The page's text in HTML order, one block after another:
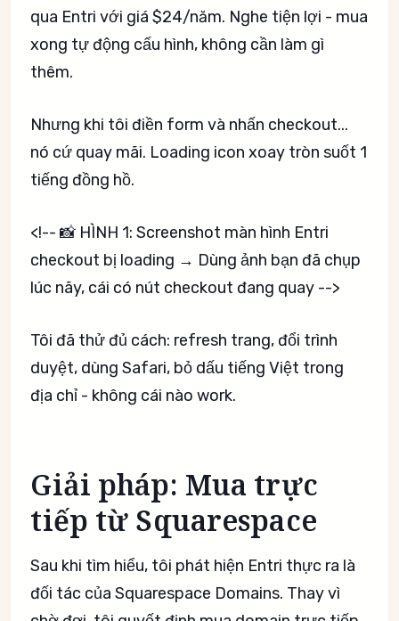
qua Entri với giá $24/năm. Nghe tiện lợi - mua
xong tự động cấu hình, không cần làm gì
thêm.
Nhưng khi tôi điền form và nhấn checkout...
nó cứ quay mãi. Loading icon xoay tròn suốt 1
tiếng đồng hồ.
<!-- 📸 HÌNH 1: Screenshot màn hình Entri
checkout bị loading → Dùng ảnh bạn đã chụp
lúc nãy, cái có nút checkout đang quay -->
Tôi đã thử đủ cách: refresh trang, đổi trình
duyệt, dùng Safari, bỏ dấu tiếng Việt trong
địa chỉ - không cái nào work.
Giải pháp: Mua trực
tiếp từ Squarespace
Sau khi tìm hiểu, tôi phát hiện Entri thực ra là
đối tác của Squarespace Domains. Thay vì